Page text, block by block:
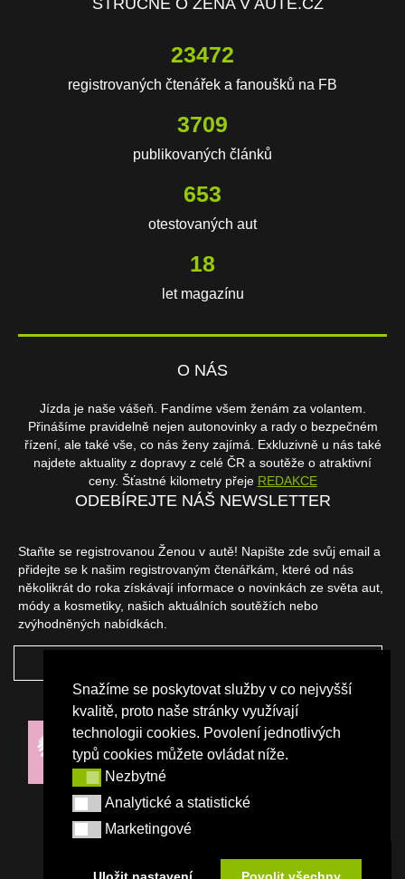
Snažíme se poskytovat služby v co nejvyšší
kvalitě, proto naše stránky využívají
technologii cookies. Povolení jednotlivých
typů cookies můžete ovládat níže.
NezbytnéNezbytné
Analytické a statistické
Analytické a statistické
Marketingové
Marketingové
STRUČNĚ O ŽENA V AUTĚ.CZ
23472
registrovaných čtenářek a fanoušků na FB
3709
publikovaných článků
653
otestovaných aut
18
let magazínu
O NÁS
Jízda je naše vášeň. Fandíme všem ženám za volantem.
Přinášíme pravidelně nejen autonovinky a rady o bezpečném
řízení, ale také vše, co nás ženy zajímá. Exkluzivně u nás také
najdete aktuality z dopravy z celé ČR a soutěže o atraktivní
ceny. Šťastné kilometry přeje REDAKCE
ODEBÍREJTE NÁŠ NEWSLETTER
Staňte se registrovanou Ženou v autě! Napište zde svůj email a
přidejte se k našim registrovaným čtenářkám, které od nás
několikrát do roka získávají informace o novinkách ze světa aut,
módy a kosmetiky, našich aktuálních soutěžích nebo
zvýhodněných nabídkách.
NAŠI PARTNEŘI